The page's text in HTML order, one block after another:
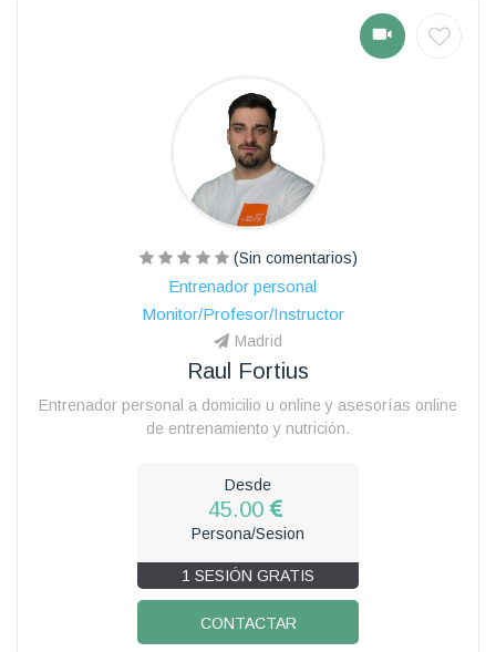
(Sin comentarios)
Entrenador personal
Monitor/Profesor/Instructor
Madrid
Raul Fortius
Entrenador personal a domicilio u online y asesorías online
de entrenamiento y nutrición.
Desde
45.00
Persona/Sesion
1 SESIÓN GRATIS
CONTACTAR